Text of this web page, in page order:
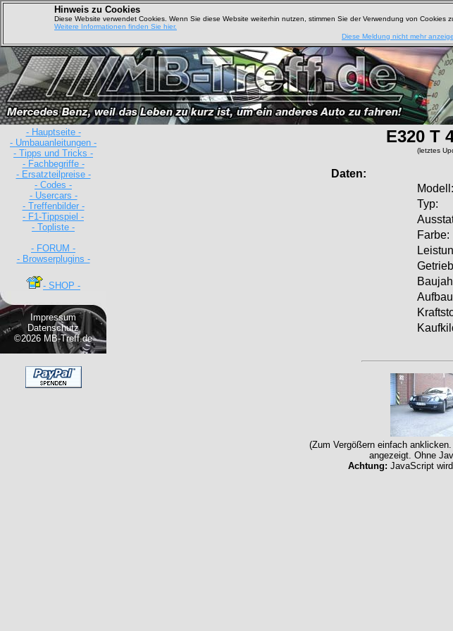
Hinweis zu Cookies
Diese Website verwendet Cookies. Wenn Sie diese Website weiterhin nutzen, stimmen Sie der Verwendung von Cookies
Weitere Informationen finden Sie hier.
Diese Meldung nicht mehr
- Hauptseite -
- Umbauanleitungen -
- Tipps und Tricks -
- Fachbegriffe -
- Ersatzteilpreise -
- Codes -
- Usercars -
- Treffenbilder -
- F1-Tippspiel -
- Topliste -
- FORUM -
- Browserplugins -
- SHOP -
Impressum
Datenschutz
©2026 MB-Treff.de
E320 T
(letztes
Daten:
Modell:
Typ:
Farbe:
(Zum Vergößern einfach
angezeigt. Ohne
Achtung: JavaScript